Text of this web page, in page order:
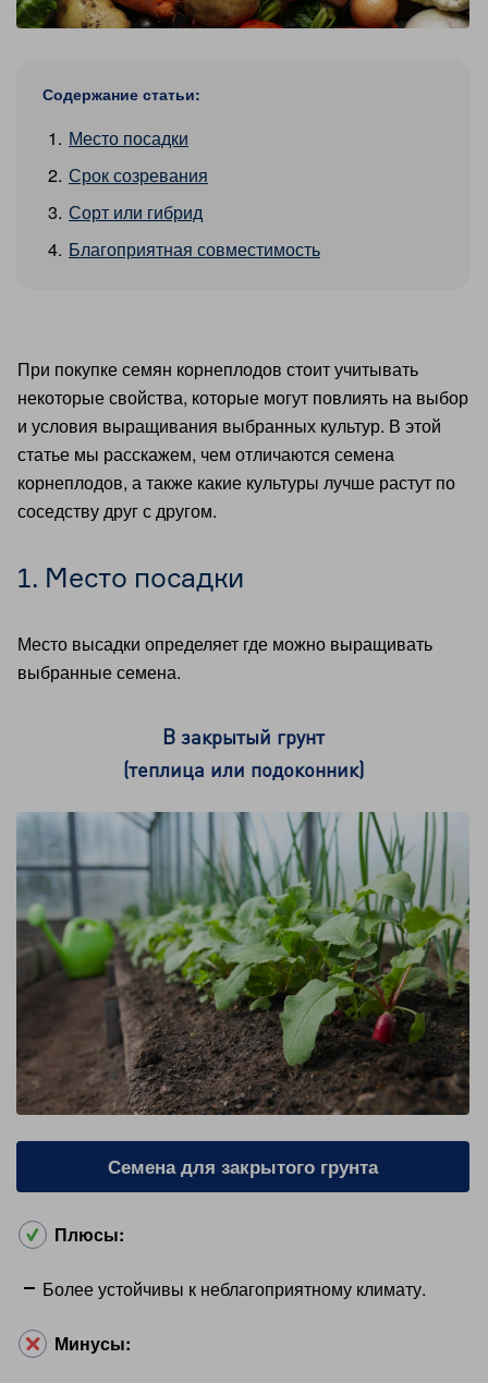
Содержание статьи:
Место посадки
Срок созревания
Сорт или гибрид
Благоприятная совместимость
При покупке семян корнеплодов стоит учитывать
некоторые свойства, которые могут повлиять на выбор
и условия выращивания выбранных культур. В этой
статье мы расскажем, чем отличаются семена
корнеплодов, а также какие культуры лучше растут по
соседству друг с другом.
1. Место посадки
Место высадки определяет где можно выращивать
выбранные семена.
В закрытый грунт
(теплица или подоконник)
Семена для закрытого грунта
Плюсы:
Более устойчивы к неблагоприятному климату.
Минусы: